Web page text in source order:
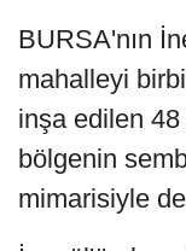
BURSA'nın
mahalleyi
inşa edilen 48
bölgenin
mimarisiyle